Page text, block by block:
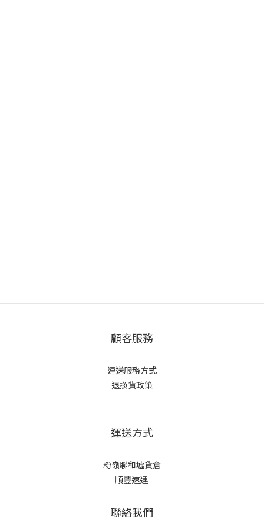
顧客服務
運送服務方式
退換貨政策
運送方式
粉嶺聯和墟貨倉
順豐速運
聯絡我們